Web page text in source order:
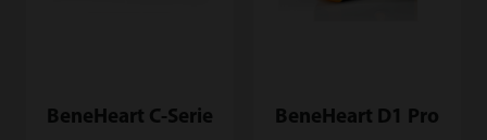
BeneHeart C-Serie BeneHeart D1 Pro